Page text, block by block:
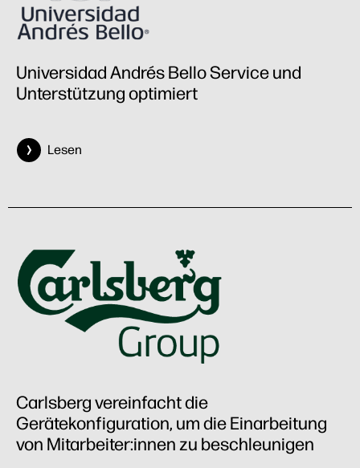
Universidad Andrés Bello Service und
Unterstützung optimiert
Lesen
Carlsberg vereinfacht die
Gerätekonfiguration, um die Einarbeitung
von Mitarbeiter:innen zu beschleunigen